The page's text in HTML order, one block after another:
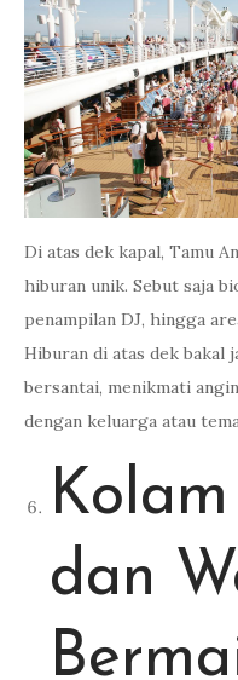
Di atas dek kapal, Tamu
hiburan unik. Sebut saja
penampilan DJ, hingga
Hiburan di atas dek bakal
bersantai, menikmati
dengan keluarga atau
dan